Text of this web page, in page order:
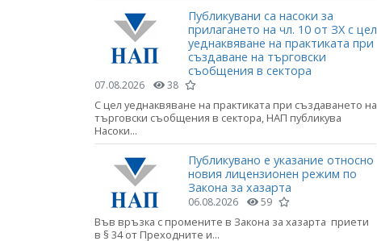
Публикувани са насоки за
прилагането на чл. 10 от ЗХ с цел
уеднаквяване на практиката при
създаване на търговски
съобщения в сектора
07.08.2026 38
С цел уеднаквяване на практиката при създаването на
търговски съобщения в сектора, НАП публикува
Насоки...
Публикувано е указание относно
новия лицензионен режим по
Закона за хазарта
06.08.2026 59
Във връзка с промените в Закона за хазарта приети
в § 34 от Преходните и...